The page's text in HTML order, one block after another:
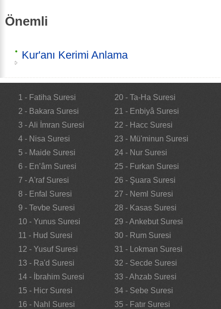
Önemli
Kur'anı Kerimi Anlama
1 - Fatiha Suresi
2 - Bakara Suresi
3 - Ali İmran Suresi
4 - Nisa Suresi
5 - Maide Suresi
6 - En’âm Suresi
7 - A'raf Suresi
8 - Enfal Suresi
9 - Tevbe Suresi
10 - Yunus Suresi
11 - Hud Suresi
12 - Yusuf Suresi
13 - Ra'd Suresi
14 - İbrahim Suresi
15 - Hicr Suresi
16 - Nahl Suresi
20 - Ta-Ha Suresi
21 - Enbiyâ Suresi
22 - Hacc Suresi
23 - Mü'minun Suresi
24 - Nur Suresi
25 - Furkan Suresi
26 - Şuara Suresi
27 - Neml Suresi
28 - Kasas Suresi
29 - Ankebut Suresi
30 - Rum Suresi
31 - Lokman Suresi
32 - Secde Suresi
33 - Ahzab Suresi
34 - Sebe Suresi
35 - Fatır Suresi